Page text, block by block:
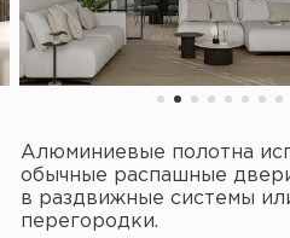
Алюминиевые полотна
обычные распашные
в раздвижные системы
перегородки.